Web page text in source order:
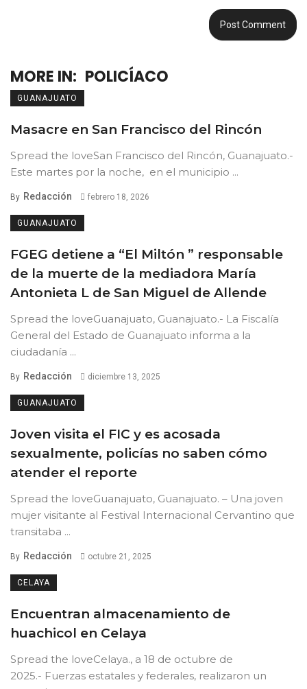
MORE IN: POLICÍACO
GUANAJUATO
Masacre en San Francisco del Rincón
Spread the loveSan Francisco del Rincón, Guanajuato.-
Este martes por la noche, en el municipio ...
By Redacción febrero 18, 2026
GUANAJUATO
FGEG detiene a “El Miltón ” responsable
de la muerte de la mediadora María
Antonieta L de San Miguel de Allende
Spread the loveGuanajuato, Guanajuato.- La Fiscalía
General del Estado de Guanajuato informa a la
ciudadanía ...
By Redacción diciembre 13, 2025
GUANAJUATO
Joven visita el FIC y es acosada
sexualmente, policías no saben cómo
atender el reporte
Spread the loveGuanajuato, Guanajuato. – Una joven
mujer visitante al Festival Internacional Cervantino que
transitaba ...
By Redacción octubre 21, 2025
CELAYA
Encuentran almacenamiento de
huachicol en Celaya
Spread the loveCelaya., a 18 de octubre de
2025.- Fuerzas estatales y federales, realizaron un